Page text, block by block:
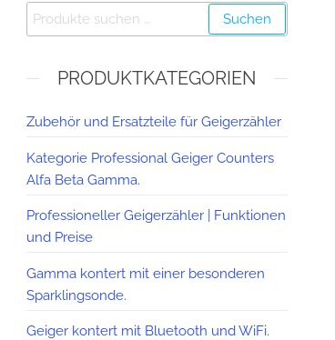
Suchen
PRODUKTKATEGORIEN
Zubehör und Ersatzteile für Geigerzähler
Kategorie Professional Geiger Counters
Alfa Beta Gamma.
Professioneller Geigerzähler | Funktionen
und Preise
Gamma kontert mit einer besonderen
Sparklingsonde.
Geiger kontert mit Bluetooth und WiFi.